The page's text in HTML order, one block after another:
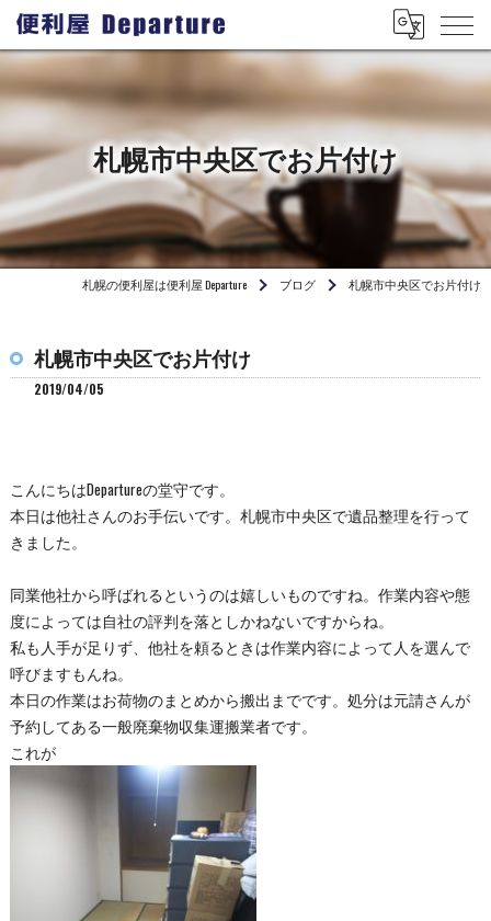
札幌市中央区でお片付け
札幌の便利屋は便利屋 Departure ブログ 札幌市中央区でお片付け
札幌市中央区でお片付け
2019/04/05
こんにちはDepartureの堂守です。
本日は他社さんのお手伝いです。札幌市中央区で遺品整理を行って
きました。
同業他社から呼ばれるというのは嬉しいものですね。作業内容や態
度によっては自社の評判を落としかねないですからね。
私も人手が足りず、他社を頼るときは作業内容によって人を選んで
呼びますもんね。
本日の作業はお荷物のまとめから搬出までです。処分は元請さんが
予約してある一般廃棄物収集運搬業者です。
これが